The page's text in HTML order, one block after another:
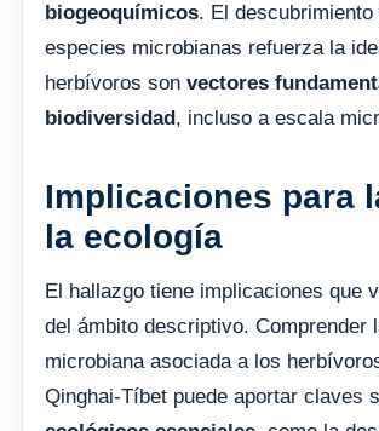
biogeoquímicos. El
especies microbianas refuerza la
herbívoros son vectores
biodiversidad , incluso a escala
Implicaciones para
la ecología
El hallazgo tiene implicaciones que
del ámbito descriptivo. Comprender
microbiana asociada a los
Qinghai-Tíbet puede aportar claves